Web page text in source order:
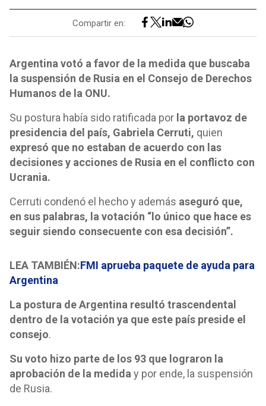
Compartir en:
Argentina votó a favor de la medida que buscaba
la suspensión de Rusia en el Consejo de Derechos
Humanos de la ONU.
Su postura había sido ratificada por la portavoz de
presidencia del país, Gabriela Cerruti, quien
expresó que no estaban de acuerdo con las
decisiones y acciones de Rusia en el conflicto con
Ucrania.
Cerruti condenó el hecho y además aseguró que,
en sus palabras, la votación “lo único que hace es
seguir siendo consecuente con esa decisión”.
LEA TAMBIÉN:FMI aprueba paquete de ayuda para
Argentina
La postura de Argentina resultó trascendental
dentro de la votación ya que este país preside el
consejo.
Su voto hizo parte de los 93 que lograron la
aprobación de la medida y por ende, la suspensión
de Rusia.